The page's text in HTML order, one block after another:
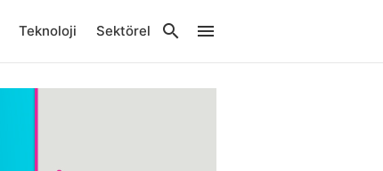
Teknoloji Sektörel